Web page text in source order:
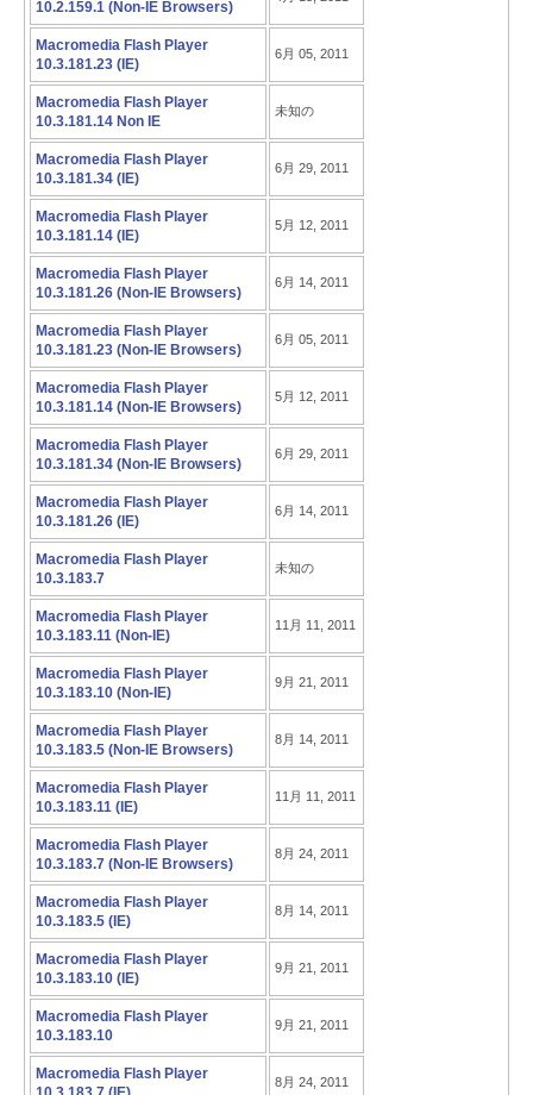
10.2.159.1 (Non-IE Browsers)
Macromedia Flash Player
10.3.181.23 (IE)
6月 05, 2011
Macromedia Flash Player
10.3.181.14 Non IE
未知の
Macromedia Flash Player
10.3.181.34 (IE)
6月 29, 2011
Macromedia Flash Player
10.3.181.14 (IE)
5月 12, 2011
Macromedia Flash Player
10.3.181.26 (Non-IE Browsers)
6月 14, 2011
Macromedia Flash Player
10.3.181.23 (Non-IE Browsers)
6月 05, 2011
Macromedia Flash Player
10.3.181.14 (Non-IE Browsers)
5月 12, 2011
Macromedia Flash Player
10.3.181.34 (Non-IE Browsers)
6月 29, 2011
Macromedia Flash Player
10.3.181.26 (IE)
6月 14, 2011
Macromedia Flash Player
10.3.183.7
未知の
Macromedia Flash Player
10.3.183.11 (Non-IE)
11月 11, 2011
Macromedia Flash Player
10.3.183.10 (Non-IE)
9月 21, 2011
Macromedia Flash Player
10.3.183.5 (Non-IE Browsers)
8月 14, 2011
Macromedia Flash Player
10.3.183.11 (IE)
11月 11, 2011
Macromedia Flash Player
10.3.183.7 (Non-IE Browsers)
8月 24, 2011
Macromedia Flash Player
10.3.183.5 (IE)
8月 14, 2011
Macromedia Flash Player
10.3.183.10 (IE)
9月 21, 2011
Macromedia Flash Player
10.3.183.10
9月 21, 2011
Macromedia Flash Player
8月 24, 2011